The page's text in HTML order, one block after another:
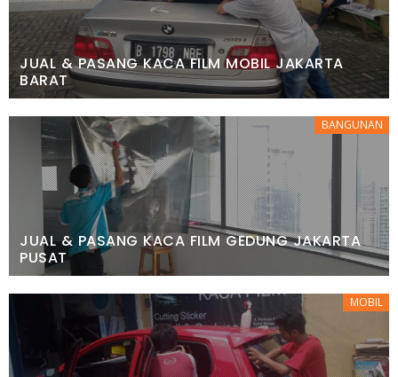
JUAL & PASANG KACA FILM MOBIL JAKARTA
BARAT
BANGUNAN
JUAL & PASANG KACA FILM GEDUNG JAKARTA
PUSAT
MOBIL